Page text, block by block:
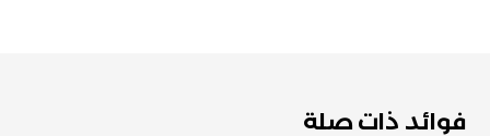
فوائد ذات صلة